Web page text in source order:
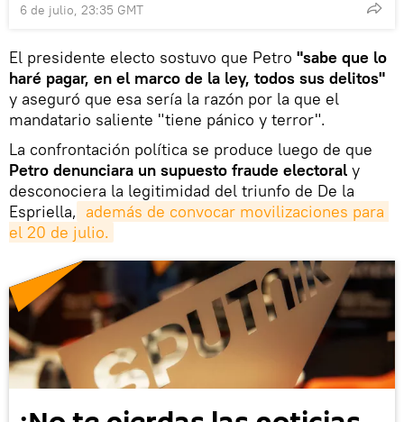
6 de julio, 23:35 GMT
El presidente electo sostuvo que Petro "sabe que lo
haré pagar, en el marco de la ley, todos sus delitos"
y aseguró que esa sería la razón por la que el
mandatario saliente "tiene pánico y terror".
La confrontación política se produce luego de que
Petro denunciara un supuesto fraude electoral y
desconociera la legitimidad del triunfo de De la
Espriella, además de convocar movilizaciones para
el 20 de julio.